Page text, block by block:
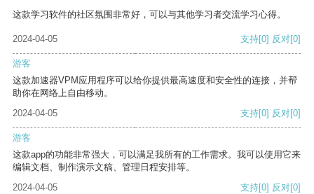
这款学习软件的社区氛围非常好，可以与其他学习者交流学习心得。
2024-04-05 支持[0] 反对[0]
游客
这款加速器VPM应用程序可以给你提供最高速度和安全性的连接，并帮
助你在网络上自由移动。
2024-04-05
支持[0] 反对[0]
游客
这款app的功能非常强大，可以满足我所有的工作需求。我可以使用它来
编辑文档、制作演示文稿、管理日程安排等。
2024-04-05
支持[0] 反对[0]